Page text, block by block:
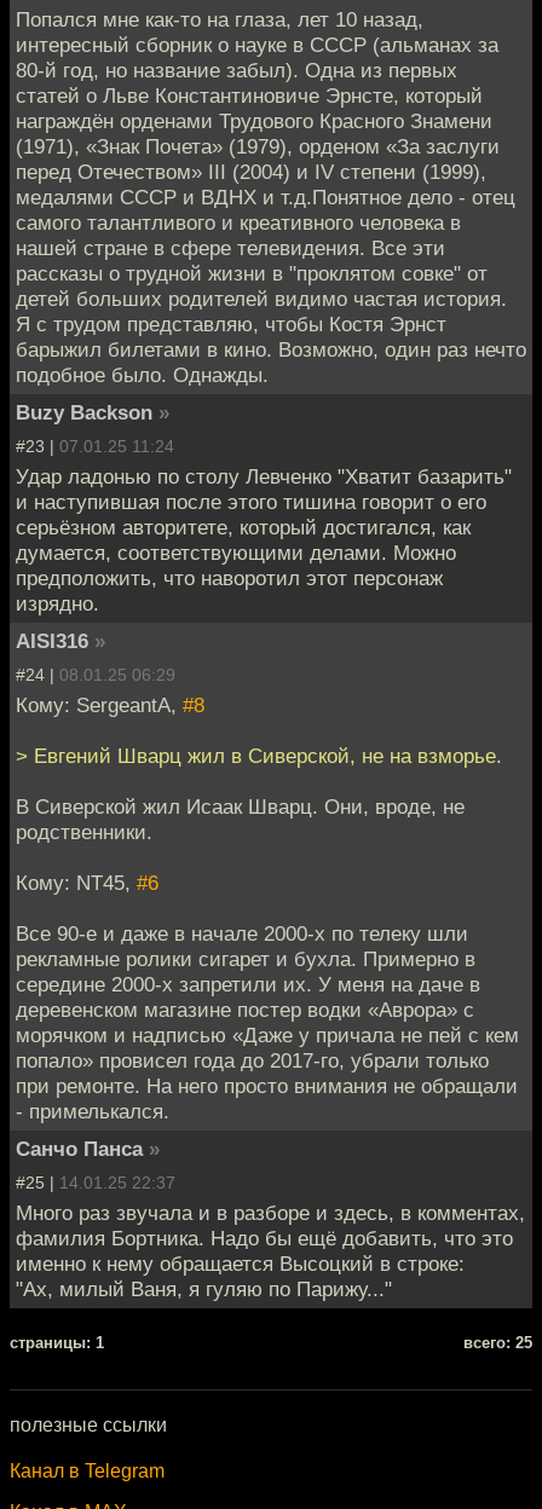
Попался мне как-то на глаза, лет 10 назад,
интересный сборник о науке в СССР (альманах за
80-й год, но название забыл). Одна из первых
статей о Льве Константиновиче Эрнсте, который
награждён орденами Трудового Красного Знамени
(1971), «Знак Почета» (1979), орденом «За заслуги
перед Отечеством» III (2004) и IV степени (1999),
медалями СССР и ВДНХ и т.д.Понятное дело - отец
самого талантливого и креативного человека в
нашей стране в сфере телевидения. Все эти
рассказы о трудной жизни в "проклятом совке" от
детей больших родителей видимо частая история.
Я с трудом представляю, чтобы Костя Эрнст
барыжил билетами в кино. Возможно, один раз нечто
подобное было. Однажды.
Buzy Backson »
#23 | 07.01.25 11:24
Удар ладонью по столу Левченко "Хватит базарить"
и наступившая после этого тишина говорит о его
серьёзном авторитете, который достигался, как
думается, соответствующими делами. Можно
предположить, что наворотил этот персонаж
изрядно.
AISI316 »
#24 | 08.01.25 06:29
Кому: SergeantA, #8
> Евгений Шварц жил в Сиверской, не на взморье.
В Сиверской жил Исаак Шварц. Они, вроде, не
родственники.
Кому: NT45, #6
Все 90-е и даже в начале 2000-х по телеку шли
рекламные ролики сигарет и бухла. Примерно в
середине 2000-х запретили их. У меня на даче в
деревенском магазине постер водки «Аврора» с
морячком и надписью «Даже у причала не пей с кем
попало» провисел года до 2017-го, убрали только
при ремонте. На него просто внимания не обращали
- примелькался.
Санчо Панса »
#25 | 14.01.25 22:37
Много раз звучала и в разборе и здесь, в комментах,
фамилия Бортника. Надо бы ещё добавить, что это
именно к нему обращается Высоцкий в строке:
"Ах, милый Ваня, я гуляю по Парижу..."
cтраницы: 1 всего: 25
полезные ссылки
Канал в Telegram